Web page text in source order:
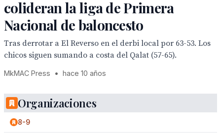
colideran la liga de Primera
Nacional de baloncesto
Tras derrotar a El Reverso en el derbi local por 63-53. Los
chicos siguen sumando a costa del Qalat (57-65).
MkMAC Press • hace 10 años
Organizaciones
8-9